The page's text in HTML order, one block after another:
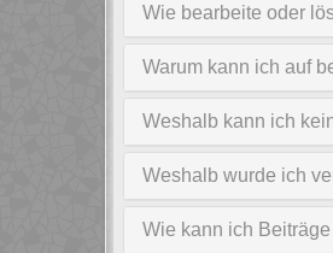
Wie bearbeite oder
Warum kann ich auf
Weshalb kann ich
Weshalb wurde ich
Wie kann ich